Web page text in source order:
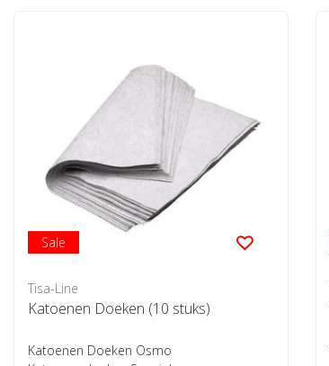
Sale
Tisa-Line
Katoenen Doeken (10 stuks)
Katoenen Doeken Osmo